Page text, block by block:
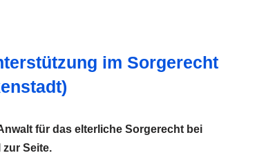
im Sorgerecht
für das elterliche Sorgerecht bei
Seite.